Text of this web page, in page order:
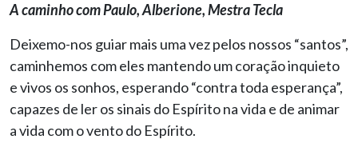
A caminho com Paulo, Alberione, Mestra Tecla
Deixemo-nos guiar mais uma vez pelos nossos “santos”,
caminhemos com eles mantendo um coração inquieto
e vivos os sonhos, esperando “contra toda esperança”,
capazes de ler os sinais do Espírito na vida e de animar
a vida com o vento do Espírito.